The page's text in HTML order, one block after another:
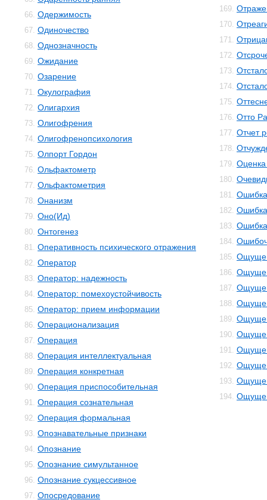
66. Одержимость
67. Одиночество
68. Однозначность
69. Ожидание
70. Озарение
71. Окулография
72. Олигархия
73. Олигофрения
74. Олигофренопсихология
75. Олпорт Гордон
76. Ольфактометр
77. Ольфактометрия
78. Онанизм
79. Оно(Ид)
80. Онтогенез
81. Оперативность психического отражения
82. Оператор
83. Оператор: надежность
84. Оператор: помехоустойчивость
85. Оператор: прием информации
86. Операционализация
87. Операция
88. Операция интеллектуальная
89. Операция конкретная
90. Операция приспособительная
91. Операция сознательная
92. Операция формальная
93. Опознавательные признаки
94. Опознание
95. Опознание симультанное
96. Опознание сукцессивное
97. Опосредование
169.
170.
171.
172.
173.
174.
175.
176. Отто
177. Отчет
178.
179. Оценка
180.
181. Ошибка
182.
183.
184.
185.
186.
187.
188.
189.
190.
191.
192.
193.
194.